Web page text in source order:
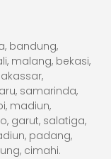
bandung,
malang, bekasi,
samarinda,
madiun,
garut, salatiga,
padang,
cimahi.